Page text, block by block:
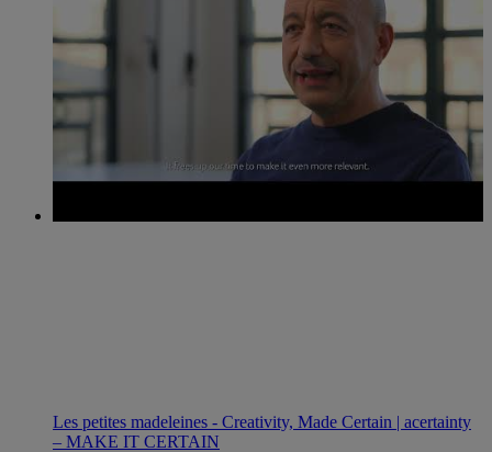
Les petites madeleines - Creativity, Made Certain | acertainty
– MAKE IT CERTAIN